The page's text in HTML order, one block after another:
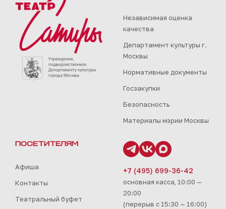
Независимая оценка
качества
Департамент культуры г.
Москвы
Нормативные документы
Госзакупки
Безопасность
Материалы мэрии Москвы
ПОСЕТИТЕЛЯМ
Афиша
Контакты
Театральный буфет
+7 (495) 699-36-42
основная касса, 10:00 —
20:00
(перерыв с 15:30 — 16:00)